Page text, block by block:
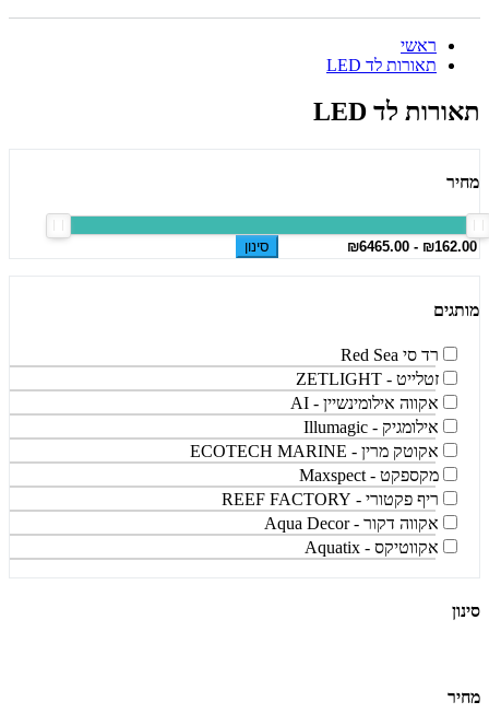
ראשי
תאורות לד LED
תאורות לד LED
מחיר
סינון
מותגים
רד סי Red Sea
זטלייט - ZETLIGHT
אקווה אילומינשיין - AI
אילומגיק - Illumagic
אקוטק מרין - ECOTECH MARINE
מקספקט - Maxspect
ריף פקטורי - REEF FACTORY
אקווה דקור - Aqua Decor
אקווטיקס - Aquatix
סינון
מחיר